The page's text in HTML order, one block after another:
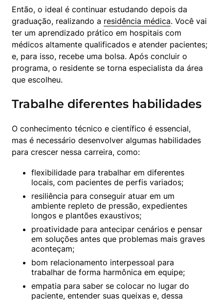
Então, o ideal é continuar estudando depois da
graduação, realizando a residência médica. Você vai
ter um aprendizado prático em hospitais com
médicos altamente qualificados e atender pacientes;
e, para isso, recebe uma bolsa. Após concluir o
programa, o residente se torna especialista da área
que escolheu.
Trabalhe diferentes habilidades
O conhecimento técnico e científico é essencial,
mas é necessário desenvolver algumas habilidades
para crescer nessa carreira, como:
flexibilidade para trabalhar em diferentes
locais, com pacientes de perfis variados;
resiliência para conseguir atuar em um
ambiente repleto de pressão, expedientes
longos e plantões exaustivos;
proatividade para antecipar cenários e pensar
em soluções antes que problemas mais graves
aconteçam;
bom relacionamento interpessoal para
trabalhar de forma harmônica em equipe;
empatia para saber se colocar no lugar do
paciente, entender suas queixas e, dessa